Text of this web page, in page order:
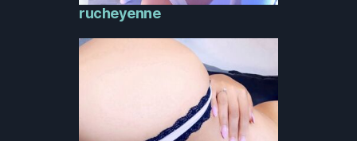
rucheyenne